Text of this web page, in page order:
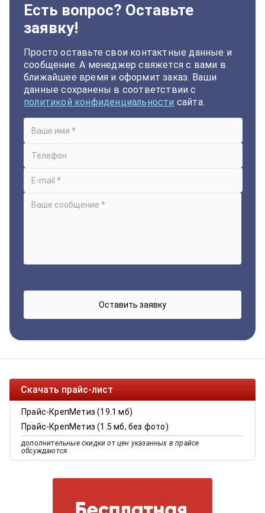
Есть вопрос? Оставьте
заявку!
Просто оставьте свои контактные данные и
сообщение. А менеджер свяжется с вами в
ближайшее время и оформит заказ. Ваши
данные сохранены в соответствии с
политикой конфиденциальности сайта.
Скачать прайс-лист
Прайс-КрепМетиз (19.1 мб)
Прайс-КрепМетиз (1.5 мб, без фото)
дополнительные скидки от цен указанных в прайсе
обсуждаются.